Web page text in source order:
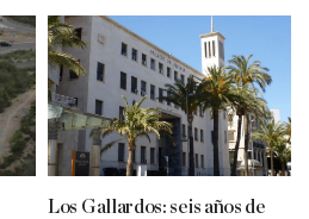
Los Gallardos: seis años de